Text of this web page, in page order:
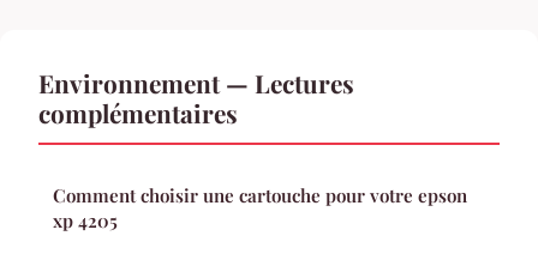
Environnement — Lectures
complémentaires
Comment choisir une cartouche pour votre epson
xp 4205